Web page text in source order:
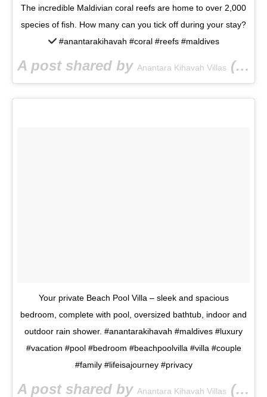
The incredible Maldivian coral reefs are home to over 2,000
species of fish. How many can you tick off during your stay?
#anantarakihavah #coral #reefs #maldives
A post shared by Anantara Kihavah Villas (@anantarakihavah) on
Your private Beach Pool Villa – sleek and spacious
bedroom, complete with pool, oversized bathtub, indoor and
outdoor rain shower. #anantarakihavah #maldives #luxury
#vacation #pool #bedroom #beachpoolvilla #villa #couple
#family #lifeisajourney #privacy
A post shared by Anantara Kihavah Villas (@anantarakihavah) on